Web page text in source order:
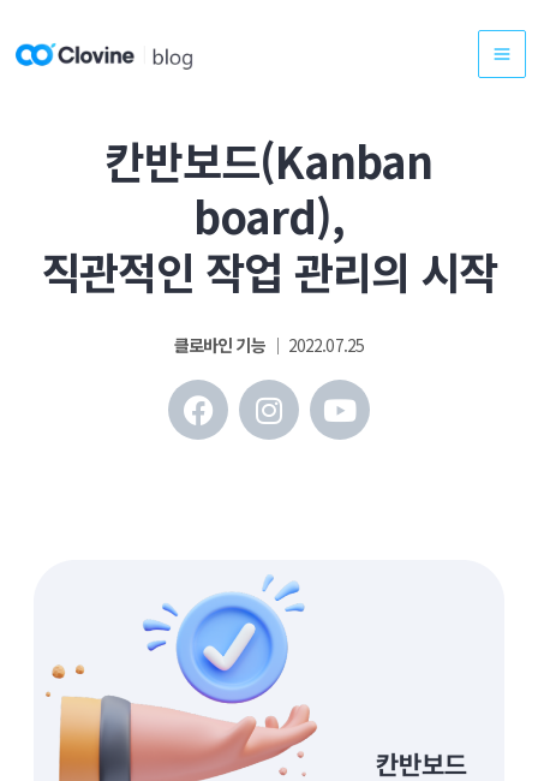
텐
칸반보드(Kanban
board),
직관적인 작업 관리의 시작
클로바인 기능 │ 2022.07.25
F
a
c
k
I
n
s
r
a
m
Y
o
u